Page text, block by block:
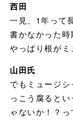
西田
一見、1年って
書かなかった
やっぱり根がミ
山田氏
でもミュージ
っこう腐ると
ゃないか！？